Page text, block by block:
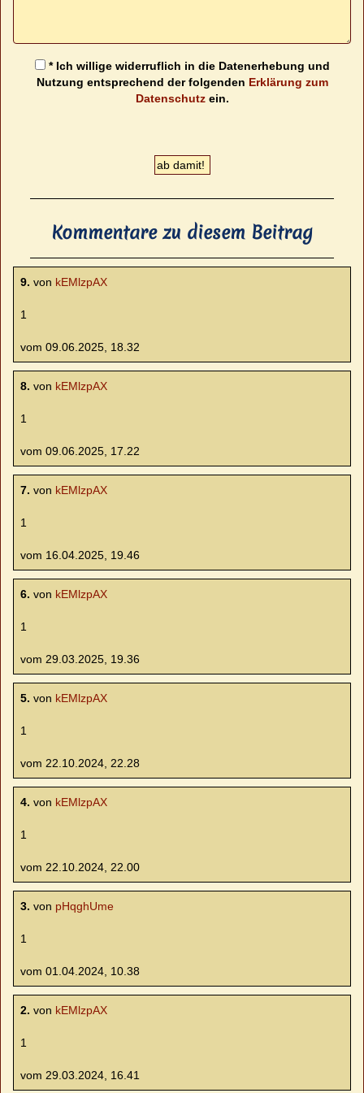
* Ich willige widerruflich in die Datenerhebung und
Nutzung entsprechend der folgenden Erklärung zum
Datenschutzein.
Kommentare zu diesem Beitrag
9. von kEMlzpAX
1
vom 09.06.2025, 18.32
8. von kEMlzpAX
1
vom 09.06.2025, 17.22
7. von kEMlzpAX
1
vom 16.04.2025, 19.46
6. von kEMlzpAX
1
vom 29.03.2025, 19.36
5. von kEMlzpAX
1
vom 22.10.2024, 22.28
4. von kEMlzpAX
1
vom 22.10.2024, 22.00
3. von pHqghUme
1
vom 01.04.2024, 10.38
2. von kEMlzpAX
1
vom 29.03.2024, 16.41